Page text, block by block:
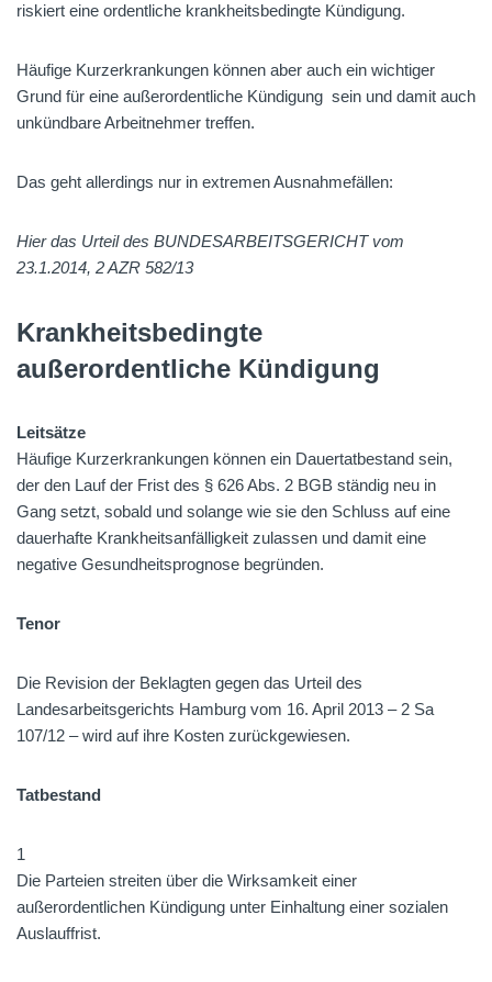
riskiert eine ordentliche krankheitsbedingte Kündigung.
Häufige Kurzerkrankungen können aber auch ein wichtiger
Grund für eine außerordentliche Kündigung sein und damit auch
unkündbare Arbeitnehmer treffen.
Das geht allerdings nur in extremen Ausnahmefällen:
Hier das Urteil des BUNDESARBEITSGERICHT vom
23.1.2014, 2 AZR 582/13
Krankheitsbedingte
außerordentliche Kündigung
Leitsätze
Häufige Kurzerkrankungen können ein Dauertatbestand sein,
der den Lauf der Frist des § 626 Abs. 2 BGB ständig neu in
Gang setzt, sobald und solange wie sie den Schluss auf eine
dauerhafte Krankheitsanfälligkeit zulassen und damit eine
negative Gesundheitsprognose begründen.
Tenor
Die Revision der Beklagten gegen das Urteil des
Landesarbeitsgerichts Hamburg vom 16. April 2013 – 2 Sa
107/12 – wird auf ihre Kosten zurückgewiesen.
Tatbestand
1
Die Parteien streiten über die Wirksamkeit einer
außerordentlichen Kündigung unter Einhaltung einer sozialen
Auslauffrist.